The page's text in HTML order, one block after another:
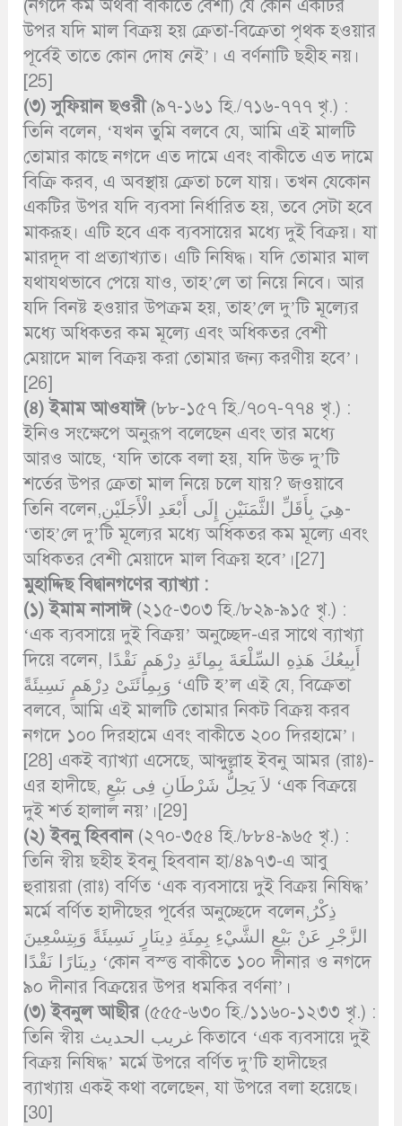
(নগদে কম অথবা বাকীতে বেশী) যে কোন একটির
উপর যদি মাল বিক্রয় হয় ক্রেতা-বিক্রেতা পৃথক হওয়ার
পূর্বেই তাতে কোন দোষ নেই’। এ বর্ণনাটি ছহীহ নয়।
[25]
(৩) সুফিয়ান ছওরী(৯৭-১৬১ হি./৭১৬-৭৭৭ খৃ.) :
তিনি বলেন, ‘যখন তুমি বলবে যে, আমি এই মালটি
তোমার কাছে নগদে এত দামে এবং বাকীতে এত দামে
বিক্রি করব, এ অবস্থায় ক্রেতা চলে যায়। তখন যেকোন
একটির উপর যদি ব্যবসা নির্ধারিত হয়, তবে সেটা হবে
মাকরূহ। এটি হবে এক ব্যবসায়ের মধ্যে দুই বিক্রয়। যা
মারদূদ বা প্রত্যাখ্যাত। এটি নিষিদ্ধ। যদি তোমার মাল
যথাযথভাবে পেয়ে যাও, তাহ’লে তা নিয়ে নিবে। আর
যদি বিনষ্ট হওয়ার উপক্রম হয়, তাহ’লে দু’টি মূল্যের
মধ্যে অধিকতর কম মূল্যে এবং অধিকতর বেশী
মেয়াদে মাল বিক্রয় করা তোমার জন্য করণীয় হবে’।
[26]
(৪) ইমাম আওযাঈ(৮৮-১৫৭ হি./৭০৭-৭৭৪ খৃ.) :
ইনিও সংক্ষেপে অনুরূপ বলেছেন এবং তার মধ্যে
আরও আছে, ‘যদি তাকে বলা হয়, যদি উক্ত দু’টি
শর্তের উপর ক্রেতা মাল নিয়ে চলে যায়? জওয়াবে
তিনি বলেন,هِيَ بِأَقَلِّ الثَّمَنَيْنِ إِلَى أَبْعَدِ الْأَجَلَيْنِ-
‘তাহ’লে দু’টি মূল্যের মধ্যে অধিকতর কম মূল্যে এবং
অধিকতর বেশী মেয়াদে মাল বিক্রয় হবে’।[27]
মুহাদ্দিছ বিদ্বানগণের ব্যাখ্যা :
(১) ইমাম নাসাঈ(২১৫-৩০৩ হি./৮২৯-৯১৫ খৃ.) :
‘এক ব্যবসায়ে দুই বিক্রয়’ অনুচ্ছেদ-এর সাথে ব্যাখ্যা
দিয়ে বলেন, أَبِيعُكَ هَذِهِ السِّلْعَةَ بِمِائَةِ دِرْهَمٍ نَقْدًا
وَبِمِائَتَىْ دِرْهَمٍ نَسِيئَةً ‘এটি হ’ল এই যে, বিক্রেতা
বলবে, আমি এই মালটি তোমার নিকট বিক্রয় করব
নগদে ১০০ দিরহামে এবং বাকীতে ২০০ দিরহামে’।
[28] একই ব্যাখ্যা এসেছে, আব্দুল্লাহ ইবনু আমর (রাঃ)-
এর হাদীছে, لاَ يَحِلُّ شَرْطَانِ فِى بَيْعٍ ‘এক বিক্রয়ে
দুই শর্ত হালাল নয়’।[29]
(২) ইবনু হিববান(২৭০-৩৫৪ হি./৮৮৪-৯৬৫ খৃ.) :
তিনি স্বীয় ছহীহ ইবনু হিববান হা/৪৯৭৩-এ আবু
হুরায়রা (রাঃ) বর্ণিত ‘এক ব্যবসায়ে দুই বিক্রয় নিষিদ্ধ’
মর্মে বর্ণিত হাদীছের পূর্বের অনুচ্ছেদে বলেন,ذِكْرُ
الزَّجْرِ عَنْ بَيْعِ الشَّيْءِ بِمِئَةِ دِينَارٍ نَسِيئَةً وَبِتِسْعِينَ
دِينَارًا نَقْدًا ‘কোন বস্ত্ত বাকীতে ১০০ দীনার ও নগদে
৯০ দীনার বিক্রয়ের উপর ধমকির বর্ণনা’।
(৩) ইবনুল আছীর(৫৫৫-৬৩০ হি./১১৬০-১২৩৩ খৃ.) :
তিনি স্বীয় غريب الحديث কিতাবে ‘এক ব্যবসায়ে দুই
বিক্রয় নিষিদ্ধ’ মর্মে উপরে বর্ণিত দু’টি হাদীছের
ব্যাখ্যায় একই কথা বলেছেন, যা উপরে বলা হয়েছে।
[30]